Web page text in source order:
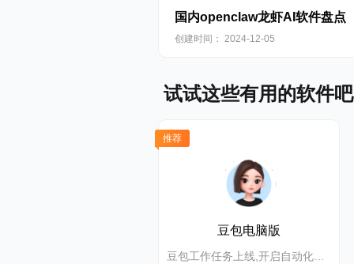
国内openclaw龙虾AI软件盘点
创建时间： 2024-12-05
试试这些有用的软件吧
推荐
豆包电脑版